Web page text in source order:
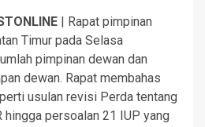
| Rapat pimpinan
Timur pada Selasa
pimpinan dewan dan
dewan. Rapat membahas
usulan revisi Perda tentang
hingga persoalan 21 IUP yang